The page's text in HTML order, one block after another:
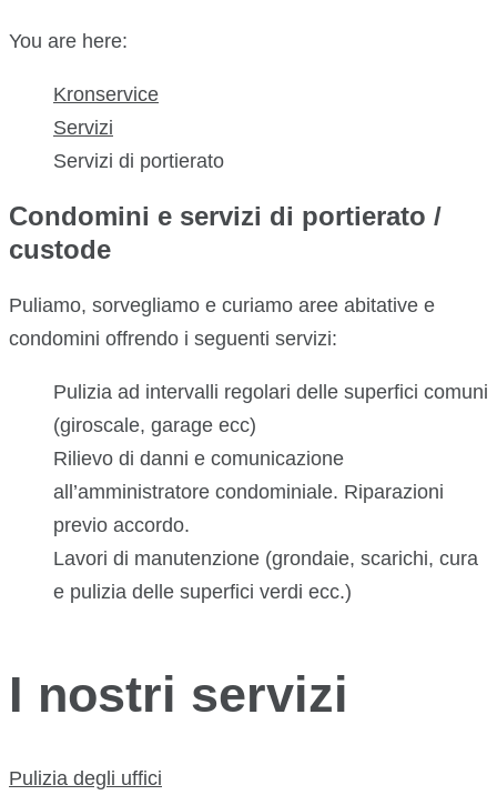
You are here:
Kronservice
Servizi
Servizi di portierato
Condomini e servizi di portierato /
custode
Puliamo, sorvegliamo e curiamo aree abitative e
condomini offrendo i seguenti servizi:
Pulizia ad intervalli regolari delle superfici comuni
(giroscale, garage ecc)
Rilievo di danni e comunicazione
all’amministratore condominiale. Riparazioni
previo accordo.
Lavori di manutenzione (grondaie, scarichi, cura
e pulizia delle superfici verdi ecc.)
I nostri servizi
Pulizia degli uffici